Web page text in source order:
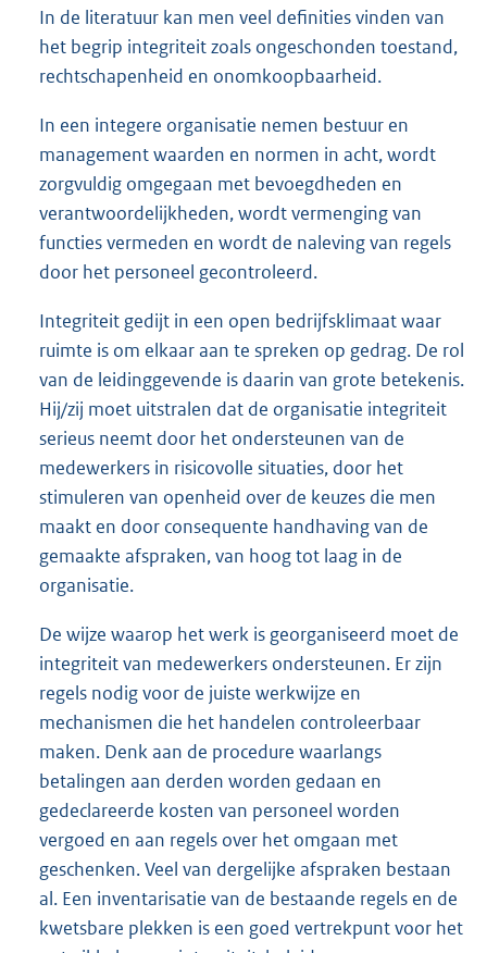
In de literatuur kan men veel definities vinden van
het begrip integriteit zoals ongeschonden toestand,
rechtschapenheid en onomkoopbaarheid.
In een integere organisatie nemen bestuur en
management waarden en normen in acht, wordt
zorgvuldig omgegaan met bevoegdheden en
verantwoordelijkheden, wordt vermenging van
functies vermeden en wordt de naleving van regels
door het personeel gecontroleerd.
Integriteit gedijt in een open bedrijfsklimaat waar
ruimte is om elkaar aan te spreken op gedrag. De rol
van de leidinggevende is daarin van grote betekenis.
Hij/zij moet uitstralen dat de organisatie integriteit
serieus neemt door het ondersteunen van de
medewerkers in risicovolle situaties, door het
stimuleren van openheid over de keuzes die men
maakt en door consequente handhaving van de
gemaakte afspraken, van hoog tot laag in de
organisatie.
De wijze waarop het werk is georganiseerd moet de
integriteit van medewerkers ondersteunen. Er zijn
regels nodig voor de juiste werkwijze en
mechanismen die het handelen controleerbaar
maken. Denk aan de procedure waarlangs
betalingen aan derden worden gedaan en
gedeclareerde kosten van personeel worden
vergoed en aan regels over het omgaan met
geschenken. Veel van dergelijke afspraken bestaan
al. Een inventarisatie van de bestaande regels en de
kwetsbare plekken is een goed vertrekpunt voor het